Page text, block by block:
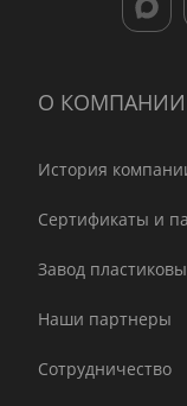
О КОМПАНИИ
История
Сертификаты и
Завод
Наши партнеры
Сотрудничество